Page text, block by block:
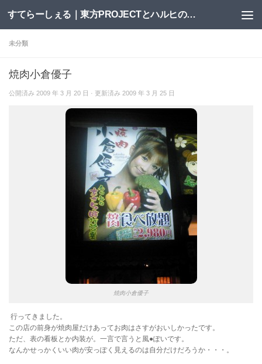
コンテンツへスキップ すてらーしぇる｜東方PROJECTとハルヒの二次創作サイト
未分類
焼肉小倉優子
公開済み 2009 年 3 月 20 日 · 更新済み 2009 年 3 月 25 日
焼肉小倉優子
行ってきました。
この店の前身が焼肉屋だけあってお肉はさすがおいしかったです。
ただ、表の看板とか内装が。一言で言うと風●ぽいです。
なんかせっかくいい肉が安っぽく見えるのは自分だけだろうか・・・。